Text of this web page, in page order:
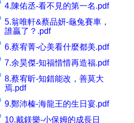
4.陳佑丞-看不見的第一名.pdf
5.翁唯軒&蔡品妍-龜兔賽車，
誰贏了？.pdf
6.蔡宥菁-心美看什麼都美.pdf
7.余昊傑-知福惜惜再造福.pdf
8.蔡宥昕-知錯能改，善莫大
焉.pdf
9.鄭沛榛-海龍王的生日宴.pdf
10.戴鎂樂-小保姆的成長日